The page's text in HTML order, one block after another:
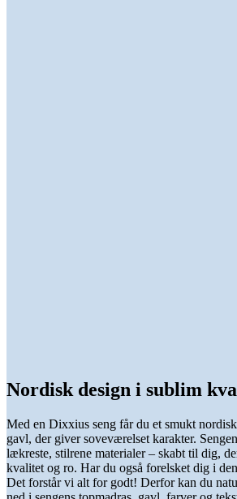
Nordisk design i sublim
Med en Dixxius seng får du et smukt
gavl, der giver soveværelset karakter.
lækreste, stilrene materialer – skabt til dig,
kvalitet og ro. Har du også forelsket dig i
Det forstår vi alt for godt! Derfor kan du